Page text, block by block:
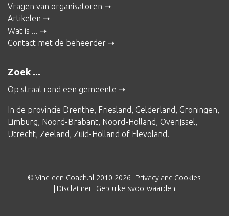
Vragen van organisatoren
Artikelen
Wat is ...
Contact met de beheerder
Zoek ...
Op straal rond een gemeente
In de provincie Drenthe, Friesland, Gelderland, Groningen,
Limburg, Noord-Brabant, Noord-Holland, Overijssel,
Utrecht, Zeeland, Zuid-Holland of Flevoland.
© Vind-een-Coach.nl 2010-2026 | Privacy and Cookies
Disclaimer| Gebruikersvoorwaarden